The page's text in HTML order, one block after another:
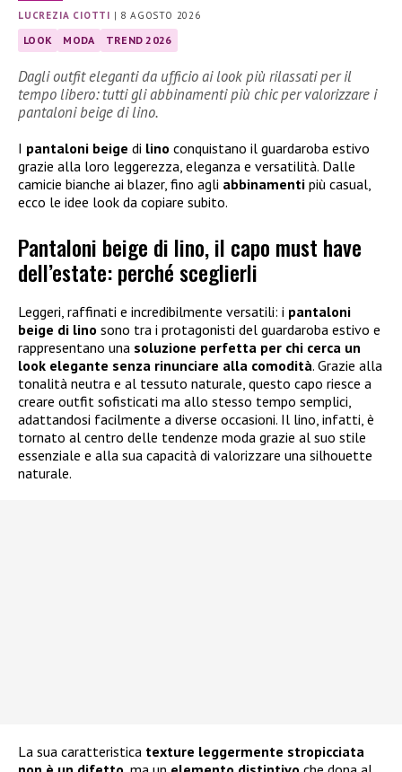
LUCREZIA CIOTTI | 8 AGOSTO 2026
LOOK MODA TREND 2026
Dagli outfit eleganti da ufficio ai look più rilassati per il
tempo libero: tutti gli abbinamenti più chic per valorizzare i
pantaloni beige di lino.
I pantaloni beige di lino conquistano il guardaroba estivo
grazie alla loro leggerezza, eleganza e versatilità. Dalle
camicie bianche ai blazer, fino agli abbinamenti più casual,
ecco le idee look da copiare subito.
Pantaloni beige di lino, il capo must have
dell’estate: perché sceglierli
Leggeri, raffinati e incredibilmente versatili: i pantaloni
beige di lino sono tra i protagonisti del guardaroba estivo e
rappresentano una soluzione perfetta per chi cerca un
look elegante senza rinunciare alla comodità. Grazie alla
tonalità neutra e al tessuto naturale, questo capo riesce a
creare outfit sofisticati ma allo stesso tempo semplici,
adattandosi facilmente a diverse occasioni. Il lino, infatti, è
tornato al centro delle tendenze moda grazie al suo stile
essenziale e alla sua capacità di valorizzare una silhouette
naturale.
La sua caratteristica texture leggermente stropicciata